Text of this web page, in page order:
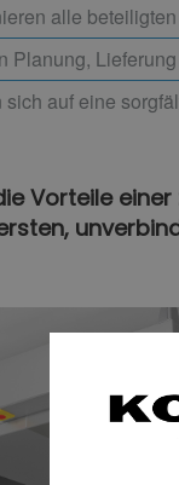
alle
Planung,
sich auf eine
Vorteile